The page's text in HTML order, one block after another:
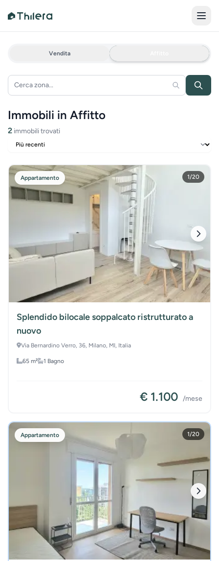
Vendita
Immobili in Affitto
2 immobili trovati
Appartamento 1/20
Splendido bilocale soppalcato ristrutturato a
nuovo
Via Bernardino Verro, 36, Milano, MI, Italia
65 m² 1 Bagno
€ 1.100 /mese
Appartamento 1/20